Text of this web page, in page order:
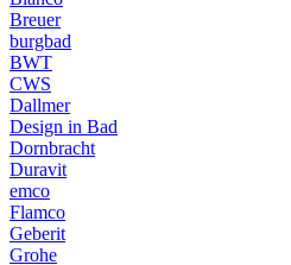
Breuer
burgbad
BWT
CWS
Dallmer
Design in Bad
Dornbracht
Duravit
emco
Flamco
Geberit
Grohe